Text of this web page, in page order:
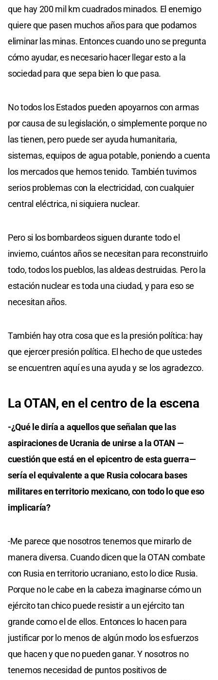
que hay 200 mil km cuadrados minados. El enemigo
quiere que pasen muchos años para que podamos
eliminar las minas. Entonces cuando uno se pregunta
cómo ayudar, es necesario hacer llegar esto a la
sociedad para que sepa bien lo que pasa.
No todos los Estados pueden apoyarnos con armas
por causa de su legislación, o simplemente porque no
las tienen, pero puede ser ayuda humanitaria,
sistemas, equipos de agua potable, poniendo a cuenta
los mercados que hemos tenido. También tuvimos
serios problemas con la electricidad, con cualquier
central eléctrica, ni siquiera nuclear.
Pero si los bombardeos siguen durante todo el
invierno, cuántos años se necesitan para reconstruirlo
todo, todos los pueblos, las aldeas destruidas. Pero la
estación nuclear es toda una ciudad, y para eso se
necesitan años.
También hay otra cosa que es la presión política: hay
que ejercer presión política. El hecho de que ustedes
se encuentren aquí es una ayuda y se los agradezco.
La OTAN, en el centro de la escena
-¿Qué le diría a aquellos que señalan que las
aspiraciones de Ucrania de unirse a la OTAN —
cuestión que está en el epicentro de esta guerra—
sería el equivalente a que Rusia colocara bases
militares en territorio mexicano, con todo lo que eso
implicaría?
-Me parece que nosotros tenemos que mirarlo de
manera diversa. Cuando dicen que la OTAN combate
con Rusia en territorio ucraniano, esto lo dice Rusia.
Porque no le cabe en la cabeza imaginarse cómo un
ejército tan chico puede resistir a un ejército tan
grande como el de ellos. Entonces lo hacen para
justificar por lo menos de algún modo los esfuerzos
que hacen y que no pueden ganar. Y nosotros no
tenemos necesidad de puntos positivos de